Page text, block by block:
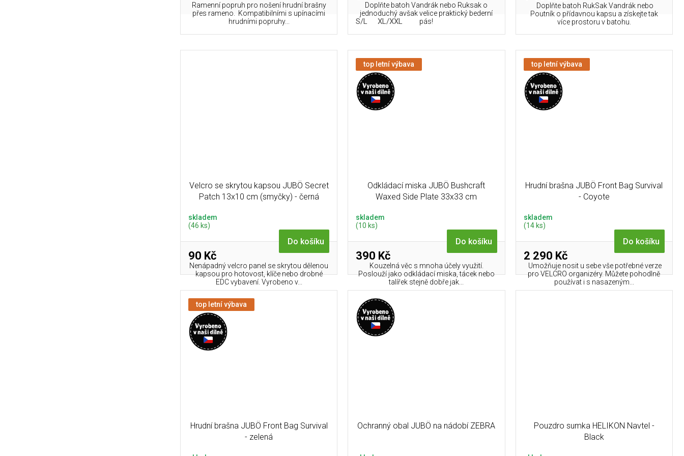
Ramenní popruh pro nošení hrudní brašny
přes rameno. Kompatibilními s upínacími
hrudními popruhy...
Doplňte batoh Vandrák nebo Ruksak o
jednoduchý avšak velice praktický bederní
pás!
S/L XL/XXL
Doplňte batoh RukSak Vandrák nebo
Poutník o přídavnou kapsu a získejte tak
více prostoru v batohu.
Velcro se skrytou kapsou JUBÖ Secret
Patch 13x10 cm (smyčky) - černá
skladem
(46 ks)
90 Kč
Do košíku
Nenápadný velcro panel se skrytou dělenou
kapsou pro hotovost, klíče nebo drobné
EDC vybavení. Vyrobeno v...
top letní výbava
Odkládací miska JUBÖ Bushcraft
Waxed Side Plate 33x33 cm
skladem
(10 ks)
390 Kč
Do košíku
Kouzelná věc s mnoha účely využití.
Poslouží jako odkládací miska, tácek nebo
talířek stejně dobře jak...
top letní výbava
Hrudní brašna JUBÖ Front Bag Survival
- Coyote
skladem
(14 ks)
2 290 Kč
Do košíku
Umožňuje nosit u sebe vše potřebné verze
pro VELCRO organizéry. Můžete pohodlně
používat i s nasazeným...
top letní výbava
Hrudní brašna JUBÖ Front Bag Survival
- zelená
Ochranný obal JUBÖ na nádobí ZEBRA
Pouzdro sumka HELIKON Navtel -
Black